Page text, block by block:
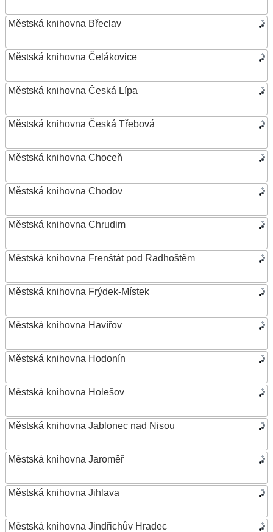
Městská knihovna Břeclav
Městská knihovna Čelákovice
Městská knihovna Česká Lípa
Městská knihovna Česká Třebová
Městská knihovna Choceň
Městská knihovna Chodov
Městská knihovna Chrudim
Městská knihovna Frenštát pod Radhoštěm
Městská knihovna Frýdek-Místek
Městská knihovna Havířov
Městská knihovna Hodonín
Městská knihovna Holešov
Městská knihovna Jablonec nad Nisou
Městská knihovna Jaroměř
Městská knihovna Jihlava
Městská knihovna Jindřichův Hradec